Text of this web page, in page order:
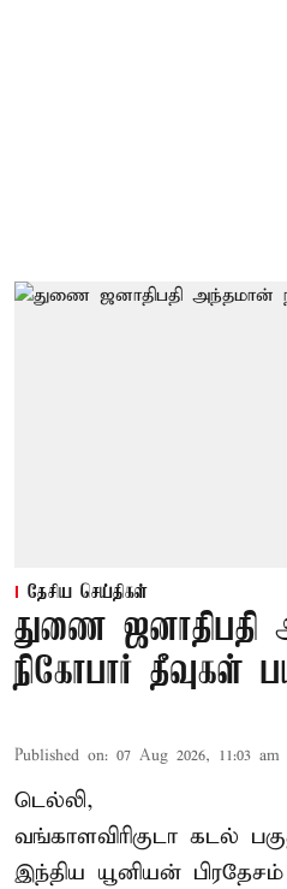
தேசிய செய்திகள்
துணை ஜனாதிபதி
நிகோபார் தீவுகள்
Published on: 07 Aug 2026, 11:03 am
டெல்லி,
வங்காளவிரிகுடா கடல்
இந்திய யூனியன்